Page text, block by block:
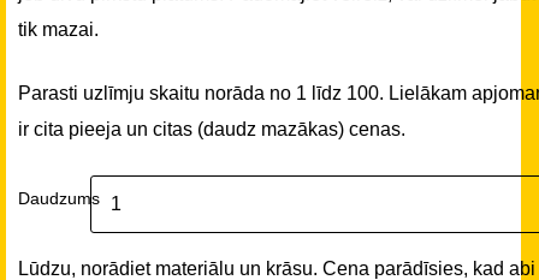
tik mazai.
Parasti uzlīmju skaitu norāda no 1 līdz 100. Lielākam
ir cita pieeja un citas (daudz mazākas) cenas.
Daudzums
Lūdzu, norādiet materiālu un krāsu. Cena parādīsies, kad abi